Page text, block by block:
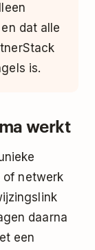
dat alle
is.
werkt
of netwerk
daarna
een